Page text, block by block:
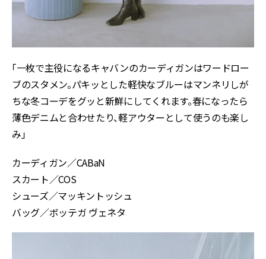
「一枚で主役になるキャバンのカーディガンはワードロー
ブのスタメン。パキッとした軽快なブルーはマンネリしが
ちな冬コーデをグッと新鮮にしてくれます。春になったら
薄色デニムと合わせたり、軽アウターとして使うのも楽し
み」
カーディガン／CABaN
スカート／COS
シューズ／マッキントッシュ
バッグ／ボッテガ ヴェネタ